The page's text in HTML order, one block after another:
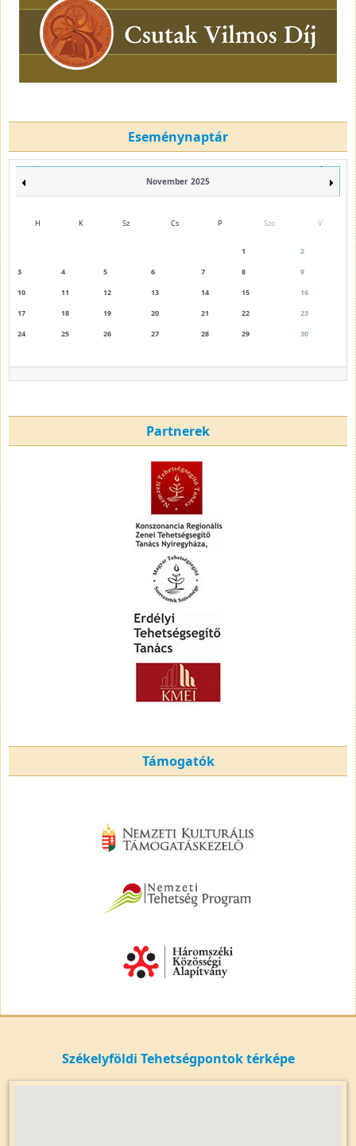
Eseménynaptár
November 2025
H K Sz Cs P Szo V
1
2
3
4 5 6 7 8
9
10
11 12 13 14 15
16
17
18 19 20 21 22
23
24
25 26 27 28 29 30
Partnerek
Támogatók
Székelyföldi Tehetségpontok térképe